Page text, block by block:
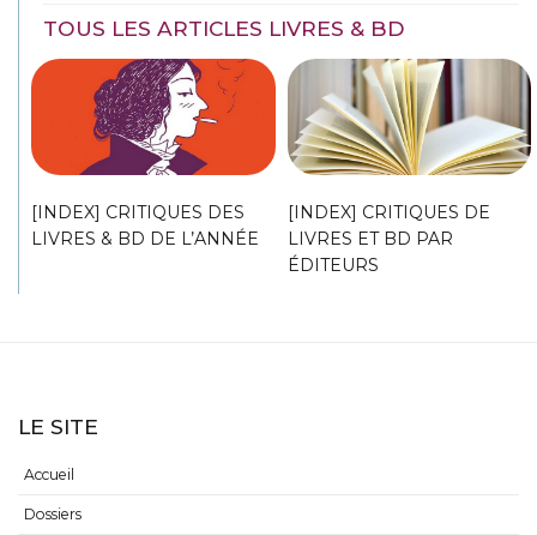
TOUS LES ARTICLES LIVRES & BD
[INDEX] CRITIQUES DES
LIVRES & BD DE L’ANNÉE
[INDEX] CRITIQUES DE
LIVRES ET BD PAR
ÉDITEURS
LE SITE
Accueil
Dossiers